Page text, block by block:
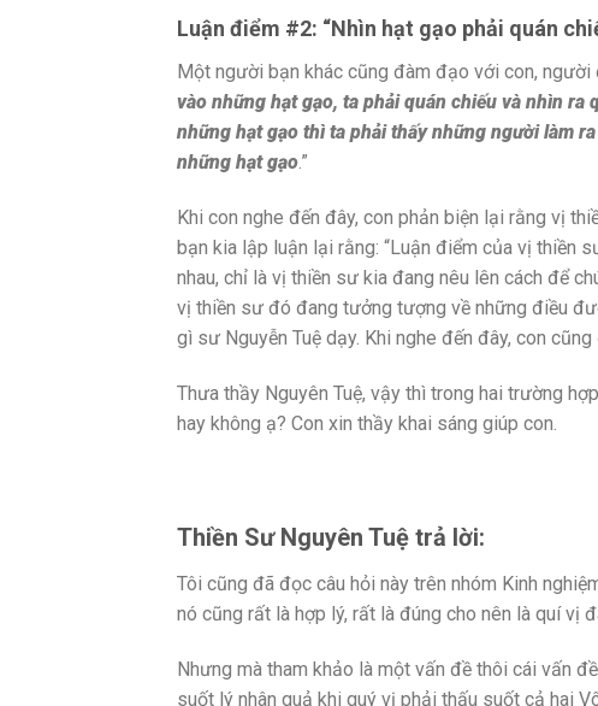
Luận điểm #2: “Nhìn hạt gạo phải quán
Một người bạn khác cũng đàm đạo với con, người
vào những hạt gạo, ta phải quán chiếu và nhìn
những hạt gạo thì ta phải thấy những người làm
những hạt gạo.”
Khi con nghe đến đây, con phản biện lại rằng vị
bạn kia lập luận lại rằng: “Luận điểm của vị thiền
nhau, chỉ là vị thiền sư kia đang nêu lên cách để
vị thiền sư đó đang tưởng tượng về những điều
gì sư Nguyễn Tuệ dạy. Khi nghe đến đây, con
Thưa thầy Nguyên Tuệ, vậy thì trong hai trường
hay không ạ? Con xin thầy khai sáng giúp con.
Thiền Sư Nguyên Tuệ trả lời:
Tôi cũng đã đọc câu hỏi này trên nhóm Kinh
nó cũng rất là hợp lý, rất là đúng cho nên là quí vị
Nhưng mà tham khảo là một vấn đề thôi cái vấn
suốt lý nhân quả khi quý vị phải thấu suốt cả hai